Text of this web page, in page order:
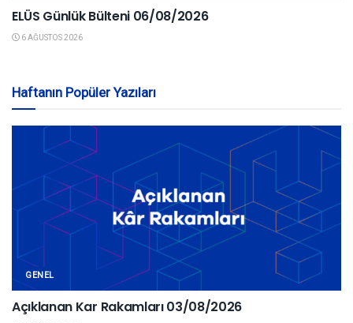
ELÜS Günlük Bülteni 06/08/2026
6 AĞUSTOS 2026
Haftanın Popüler Yazıları
GENEL
Açıklanan Kar Rakamları 03/08/2026